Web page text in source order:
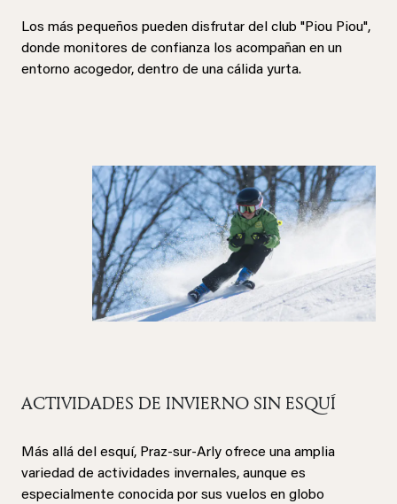
Los más pequeños pueden disfrutar del club "Piou Piou",
donde monitores de confianza los acompañan en un
entorno acogedor, dentro de una cálida yurta.
ACTIVIDADES DE INVIERNO SIN ESQUÍ
Más allá del esquí, Praz-sur-Arly ofrece una amplia
variedad de actividades invernales, aunque es
especialmente conocida por sus vuelos en globo